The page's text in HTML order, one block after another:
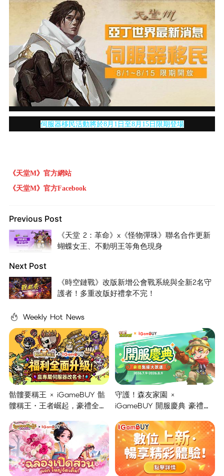
伺服器移民活動將於8月1日至8月15日限期登場
《天堂M》官方網站
《天堂M》官方Facebook
Previous Post
《天堂 2：革命》x《怪物彈珠》聯名合作更新
蝴蝶女王、不動明王等角色現身
Next Post
《時空鏈戰》改版新增公會戰系統與全新2名守
護者！多重改版好禮拿不完！
Weekly Hot News
骷髏要稱王 × iGameBUY 骷
髏稱王・王者崛起，豪禮全面
守護！森友家園 ×
iGameBUY 開服慶典 豪禮集